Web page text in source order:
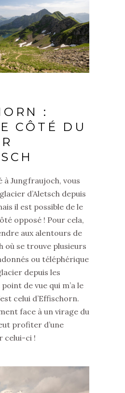
:
CÔTÉ DU
à Jungfraujoch, vous
d’Aletsch depuis
il est possible de le
opposé ! Pour cela,
aux alentours de
où se trouve plusieurs
ou téléphérique
depuis les
de vue qui m’a le
celui d’Effischorn.
face à un virage du
profiter d’une
celui-ci !